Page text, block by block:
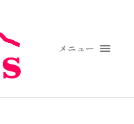
メニュー